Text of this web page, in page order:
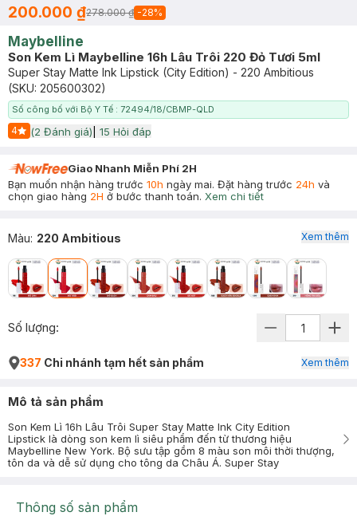
200.000 ₫278.000 ₫ -28%
Maybelline
Son Kem Lì Maybelline 16h Lâu Trôi 220 Đỏ Tươi 5ml
Super Stay Matte Ink Lipstick (City Edition) - 220 Ambitious
(SKU: 205600302)
Số công bố với Bộ Y Tế : 72494/18/CBMP-QLD
4
Start Icon
(2 Đánh giá) 15 Hỏi đáp
Giao Nhanh Miễn Phí 2H
Bạn muốn nhận hàng trước 10h ngày mai. Đặt hàng trước 24h và
chọn giao hàng 2H ở bước thanh toán. Xem chi tiết
Màu: 220 Ambitious Xem thêm
Số lượng:
337 Chi nhánh tạm hết sản phẩm Xem thêm
Mô tả sản phẩm
Son Kem Lì 16h Lâu Trôi Super Stay Matte Ink City Edition
Lipstick là dòng son kem lì siêu phẩm đến từ thương hiệu
Maybelline New York. Bộ sưu tập gồm 8 màu son môi thời thượng,
tôn da và dễ sử dụng cho tông da Châu Á. Super Stay
Thông số sản phẩm